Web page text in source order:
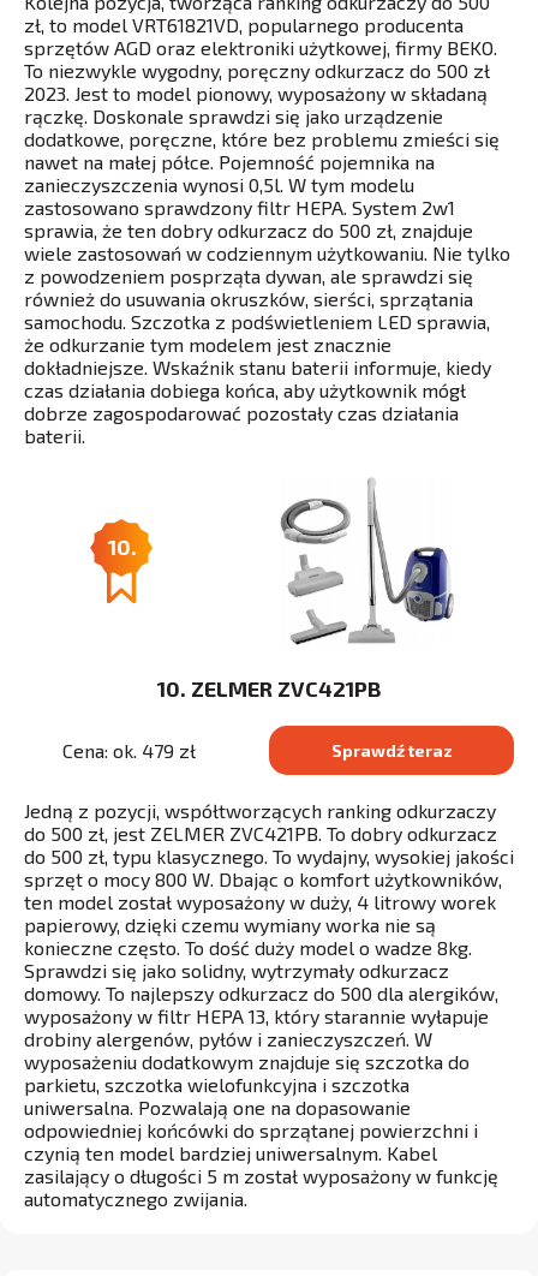
zł, to model VRT61821VD, popularnego producenta
sprzętów AGD oraz elektroniki użytkowej, firmy BEKO.
To niezwykle wygodny, poręczny odkurzacz do 500 zł
2023. Jest to model pionowy, wyposażony w składaną
rączkę. Doskonale sprawdzi się jako urządzenie
dodatkowe, poręczne, które bez problemu zmieści się
nawet na małej półce. Pojemność pojemnika na
zanieczyszczenia wynosi 0,5l. W tym modelu
zastosowano sprawdzony filtr HEPA. System 2w1
sprawia, że ten dobry odkurzacz do 500 zł, znajduje
wiele zastosowań w codziennym użytkowaniu. Nie tylko
z powodzeniem posprząta dywan, ale sprawdzi się
również do usuwania okruszków, sierści, sprzątania
samochodu. Szczotka z podświetleniem LED sprawia,
że odkurzanie tym modelem jest znacznie
dokładniejsze. Wskaźnik stanu baterii informuje, kiedy
czas działania dobiega końca, aby użytkownik mógł
dobrze zagospodarować pozostały czas działania
baterii.
10.
10. ZELMER ZVC421PB
Cena: ok. 479 zł Sprawdź teraz
Jedną z pozycji, współtworzących ranking odkurzaczy
do 500 zł, jest ZELMER ZVC421PB. To dobry odkurzacz
do 500 zł, typu klasycznego. To wydajny, wysokiej jakości
sprzęt o mocy 800 W. Dbając o komfort użytkowników,
ten model został wyposażony w duży, 4 litrowy worek
papierowy, dzięki czemu wymiany worka nie są
konieczne często. To dość duży model o wadze 8kg.
Sprawdzi się jako solidny, wytrzymały odkurzacz
domowy. To najlepszy odkurzacz do 500 dla alergików,
wyposażony w filtr HEPA 13, który starannie wyłapuje
drobiny alergenów, pyłów i zanieczyszczeń. W
wyposażeniu dodatkowym znajduje się szczotka do
parkietu, szczotka wielofunkcyjna i szczotka
uniwersalna. Pozwalają one na dopasowanie
odpowiedniej końcówki do sprzątanej powierzchni i
czynią ten model bardziej uniwersalnym. Kabel
zasilający o długości 5 m został wyposażony w funkcję
automatycznego zwijania.